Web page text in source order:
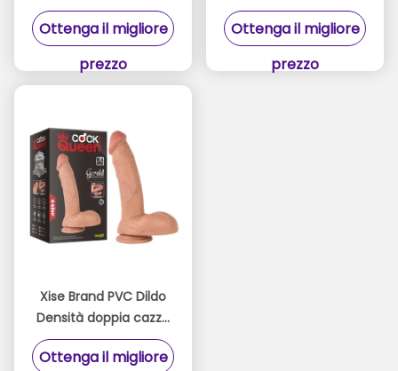
regina grande dildo 9,6
pollici per il sesso
Ottenga il migliore
prezzo
doppia con CE ROHS
8,46 pollici per donna
Ottenga il migliore
prezzo
Xise Brand PVC Dildo
Densità doppia cazzo
per la regina classico
pene grande
Ottenga il migliore